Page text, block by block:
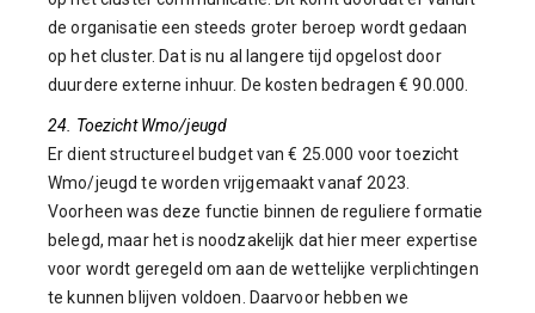
de organisatie een steeds groter beroep wordt gedaan
op het cluster. Dat is nu al langere tijd opgelost door
duurdere externe inhuur. De kosten bedragen € 90.000.
24. Toezicht Wmo/jeugd
Er dient structureel budget van € 25.000 voor toezicht
Wmo/jeugd te worden vrijgemaakt vanaf 2023.
Voorheen was deze functie binnen de reguliere formatie
belegd, maar het is noodzakelijk dat hier meer expertise
voor wordt geregeld om aan de wettelijke verplichtingen
te kunnen blijven voldoen. Daarvoor hebben we